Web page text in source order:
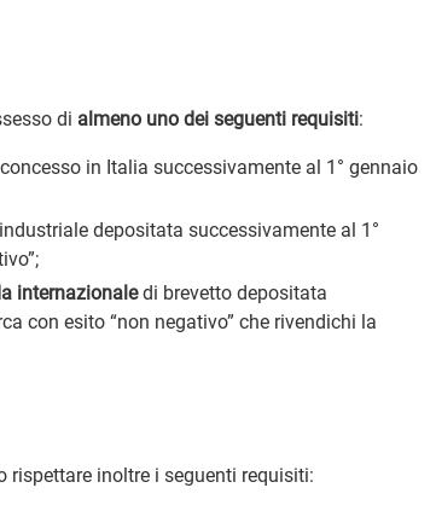
di almeno uno dei seguenti requisiti:
in Italia successivamente al 1° gennaio
depositata successivamente al 1°
internazionaledi brevetto depositata
con esito “non negativo” che rivendichi la
rispettare inoltre i seguenti requisiti: